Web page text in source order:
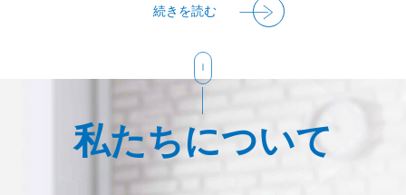
続きを読む
続きを読む
続きを読む
続きを読む
続きを読む
続きを読む
私たちについて